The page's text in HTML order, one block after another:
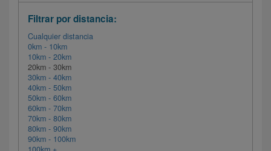
Filtrar por distancia:
Cualquier distancia
0km - 10km
10km - 20km
20km - 30km
30km - 40km
40km - 50km
50km - 60km
60km - 70km
70km - 80km
80km - 90km
90km - 100km